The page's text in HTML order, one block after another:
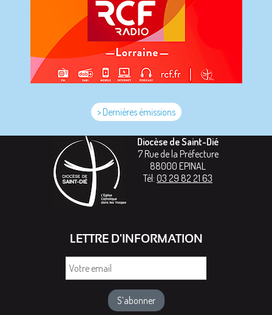
> Dernières émissions
Diocèse de Saint-Dié
7 Rue de la Préfecture
88000 EPINAL
Tél: 03 29 82 21 63
LETTRE D'INFORMATION